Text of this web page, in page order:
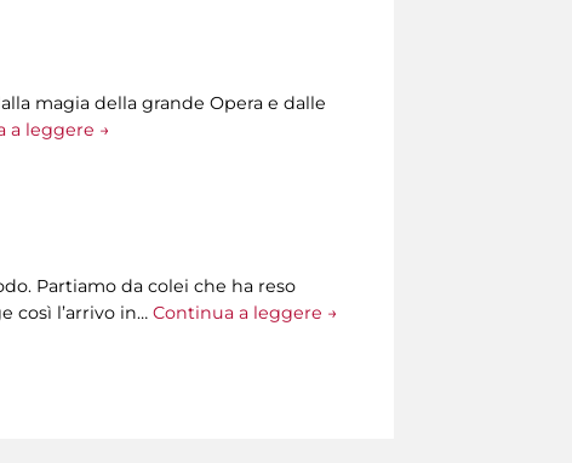
magia della grande Opera e dalle
a leggere →
Partiamo da colei che ha reso
così l’arrivo in… Continua a leggere →